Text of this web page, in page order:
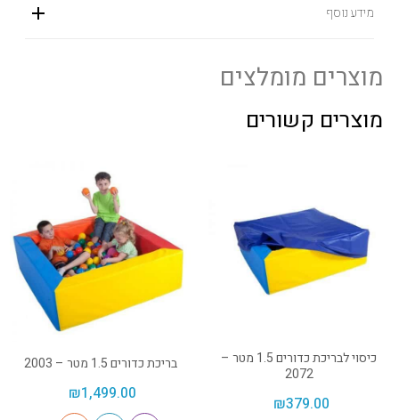
מידע נוסף
מוצרים מומלצים
מוצרים קשורים
כיסוי לבריכת כדורים 1.5 מטר –
2072
₪379.00
בריכת כדורים 1.5 מטר – 2003
₪1,499.00